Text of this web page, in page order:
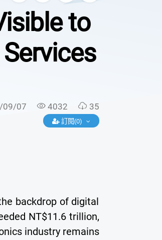
to
09/07 4032
35
訂閱(0)
backdrop of digital
NT$11.6 trillion,
industry remains